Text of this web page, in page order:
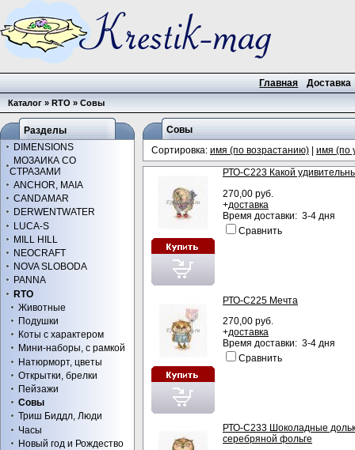
Главная Доставка
Каталог»RTO»Совы
Совы
Сортировка: имя (по возрастанию) имя (по
РТО-С223 Какой
270,00 руб.
+доставка
Время доставки: 3-4 дня
Сравнить
РТО-С225 Мечта
270,00 руб.
+доставка
Время доставки: 3-4 дня
Сравнить
РТО-С233 Шоколадные
серебряной фольге
Разделы
DIMENSIONS
МОЗАИКА СО
СТРАЗАМИ
ANCHOR, MAIA
CANDAMAR
DERWENTWATER
LUCA-S
MILL HILL
NEOCRAFT
NOVA SLOBODA
PANNA
RTO
Животные
Подушки
Коты с характером
Мини-наборы, с рамкой
Натюрморт, цветы
Открытки, брелки
Пейзажи
Совы
Триш Биддл, Люди
Часы
Новый год и Рождество